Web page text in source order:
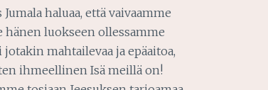
haluaa, että vaivaamme
luokseen ollessamme
mahtailevaa ja epäaitoa,
ihmeellinen Isä meillä on!